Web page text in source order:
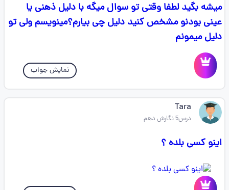
میشه بگید لطفا وقتی تو سوال میگه با دلیل ذهنی یا
عینی بودنو مشخص کنید دلیل چی بیارم؟مینویسم ولی تو
دلیل میمونم
نمایش جواب
Tara
درس5 نگارش دهم
اینو کسی بلده ؟